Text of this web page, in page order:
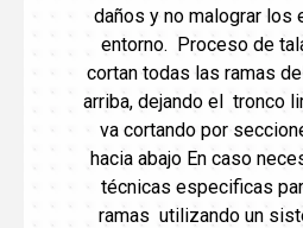
daños y no malograr los
entorno. Proceso de
cortan todas las ramas
arriba, dejando el tronco
va cortando por
hacia abajo En caso
técnicas especificas
ramas utilizando un